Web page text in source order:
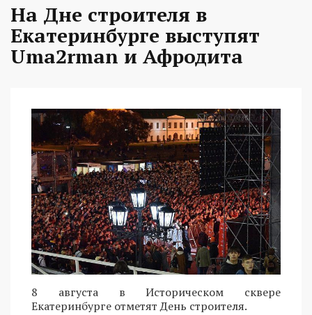
На Дне строителя в
Екатеринбурге выступят
Uma2rman и Афродита
8 августа в Историческом сквере
Екатеринбурге отметят День строителя.